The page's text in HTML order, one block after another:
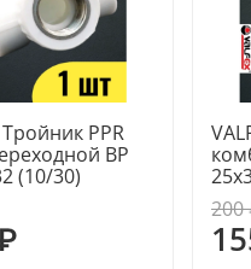
Тройник PPR
ВР
(10/30)
200